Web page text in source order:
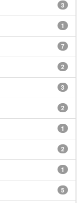
3
1
7
2
3
2
1
2
1
5